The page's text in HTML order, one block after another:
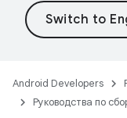
Android Developers
Руководства по